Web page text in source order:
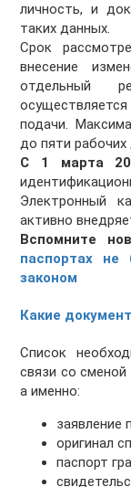
личность, и
таких данных.
Срок
внесение
отдельный
осуществляется
подачи.
до пяти рабочих
С 1 марта
Электронный
активно
Вспомните
паспортах не
законом
Какие
Список
связи со
а именно:
заявление
оригинал
паспорт